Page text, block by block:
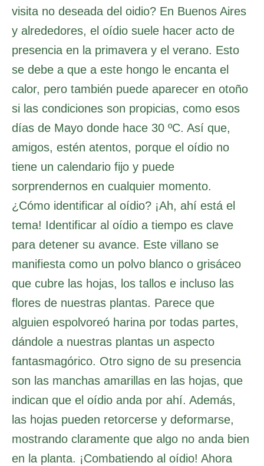
visita no deseada del oidio? En Buenos Aires
y alrededores, el oídio suele hacer acto de
presencia en la primavera y el verano. Esto
se debe a que a este hongo le encanta el
calor, pero también puede aparecer en otoño
si las condiciones son propicias, como esos
días de Mayo donde hace 30 ºC. Así que,
amigos, estén atentos, porque el oídio no
tiene un calendario fijo y puede
sorprendernos en cualquier momento.
¿Cómo identificar al oídio? ¡Ah, ahí está el
tema! Identificar al oídio a tiempo es clave
para detener su avance. Este villano se
manifiesta como un polvo blanco o grisáceo
que cubre las hojas, los tallos e incluso las
flores de nuestras plantas. Parece que
alguien espolvoreó harina por todas partes,
dándole a nuestras plantas un aspecto
fantasmagórico. Otro signo de su presencia
son las manchas amarillas en las hojas, que
indican que el oídio anda por ahí. Además,
las hojas pueden retorcerse y deformarse,
mostrando claramente que algo no anda bien
en la planta. ¡Combatiendo al oídio! Ahora